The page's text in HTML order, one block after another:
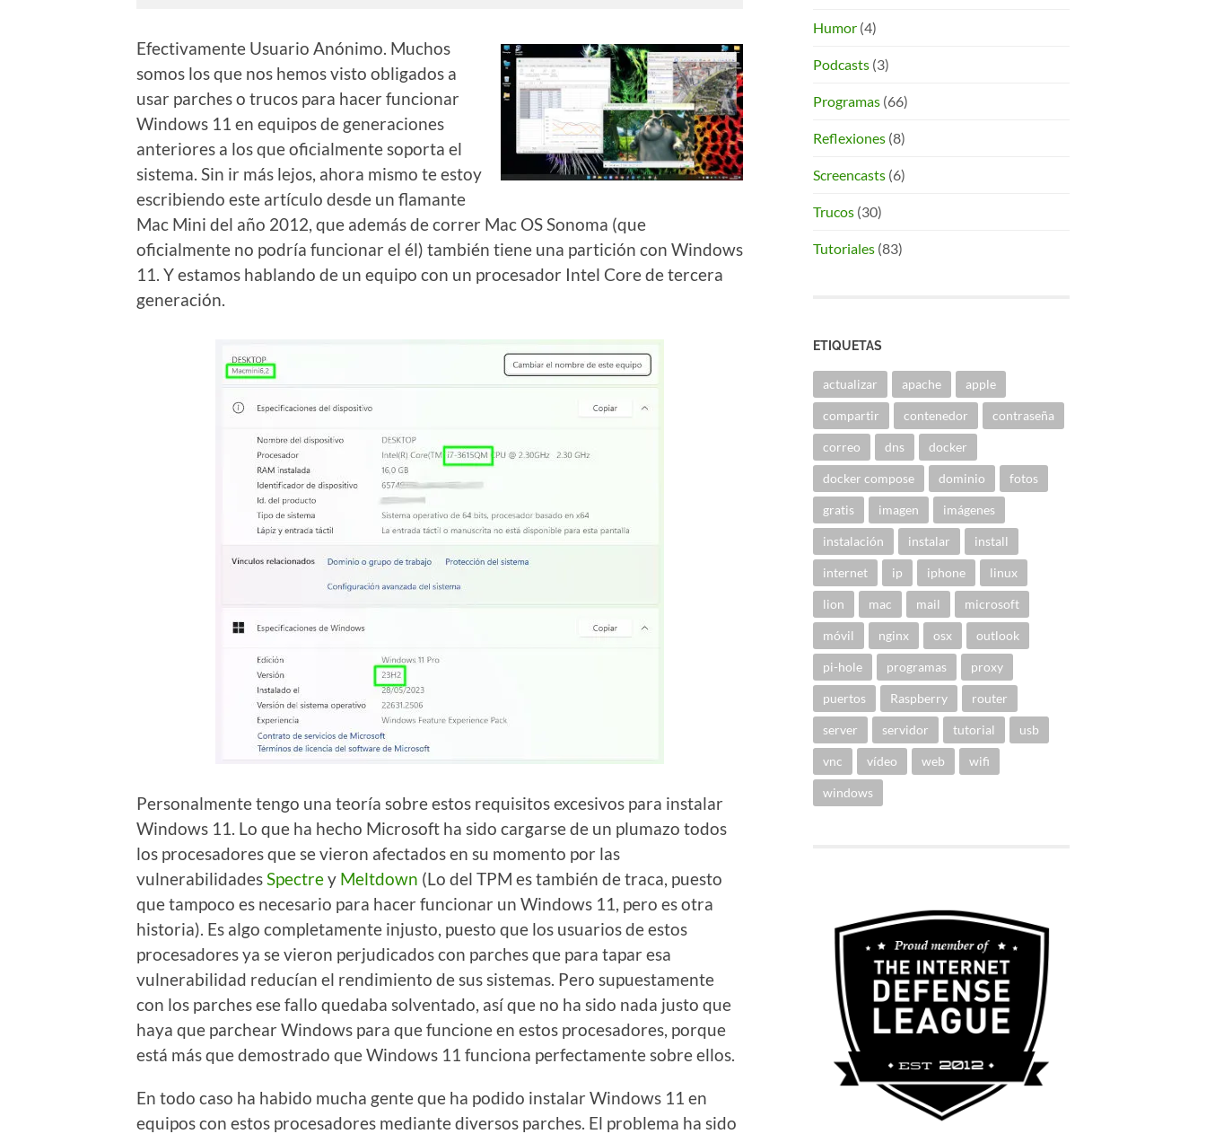
Efectivamente Usuario Anónimo. Muchos
somos los que nos hemos visto obligados a
usar parches o trucos para hacer funcionar
Windows 11 en equipos de generaciones
anteriores a los que oficialmente soporta el
sistema. Sin ir más lejos, ahora mismo te estoy
escribiendo este artículo desde un flamante
Mac Mini del año 2012, que además de correr Mac OS Sonoma (que
oficialmente no podría funcionar el él) también tiene una partición con Windows
11. Y estamos hablando de un equipo con un procesador Intel Core de tercera
generación.
Personalmente tengo una teoría sobre estos requisitos excesivos para instalar
Windows 11. Lo que ha hecho Microsoft ha sido cargarse de un plumazo todos
los procesadores que se vieron afectados en su momento por las
vulnerabilidades Spectrey Meltdown (Lo del TPM es también de traca, puesto
que tampoco es necesario para hacer funcionar un Windows 11, pero es otra
historia). Es algo completamente injusto, puesto que los usuarios de estos
procesadores ya se vieron perjudicados con parches que para tapar esa
vulnerabilidad reducían el rendimiento de sus sistemas. Pero supuestamente
con los parches ese fallo quedaba solventado, así que no ha sido nada justo que
haya que parchear Windows para que funcione en estos procesadores, porque
está más que demostrado que Windows 11 funciona perfectamente sobre ellos.
En todo caso ha habido mucha gente que ha podido instalar Windows 11 en
equipos con estos procesadores mediante diversos parches. El problema ha sido
Humor (4)
Podcasts (3)
Programas (66)
Reflexiones (8)
Screencasts (6)
Trucos (30)
Tutoriales (83)
ETIQUETAS
actualizar apache apple
compartir contenedor contraseña
correo dns docker
docker compose dominio fotos
gratis imagen imágenes
instalación instalar install
internet ip iphone linux
lion mac mail microsoft
móvil nginx osx outlook
pi-hole programas proxy
puertos Raspberry router
server servidor tutorial usb
vnc vídeo web wifi
windows